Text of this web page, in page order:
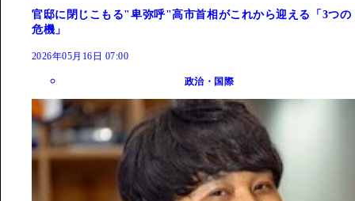
官邸に閉じこもる"卑弥呼"高市首相がこれから迎える「3つの
危機」
2026年05月16日 07:00
政治・国際